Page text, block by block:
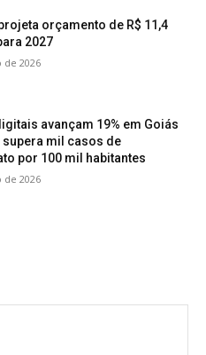
orçamento de R$ 11,4
2027
de 2026
avançam 19% em Goiás
supera mil casos de
por 100 mil habitantes
de 2026